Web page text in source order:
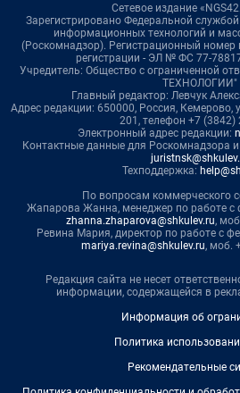
Сетевое издание
Зарегистрировано Федеральной
информационных технологий и
(Роскомнадзор). Регистрационный номер
регистрации - ЭЛ № ФС 77-
Учредитель: Общество с ограниченной
ТЕХНОЛОГИИ"
Главный редактор: Левчук
Адрес редакции: 650000, Россия, Кемерово,
201, телефон +7 (3842)
Электронный адрес редакции:
Контактные данные для Роскомнадзора и
Техподдержка:
По вопросам коммерческого
Жапарова Жанна, менеджер по работе с
zhanna.zhaparova@shkulev.ru,
Ревина Мария, директор по работе с
mariya.revina@shkulev.ru, моб.
Редакция сайта не несет
информации, содержащейся в
Информация об
Политика
Рекомендательные